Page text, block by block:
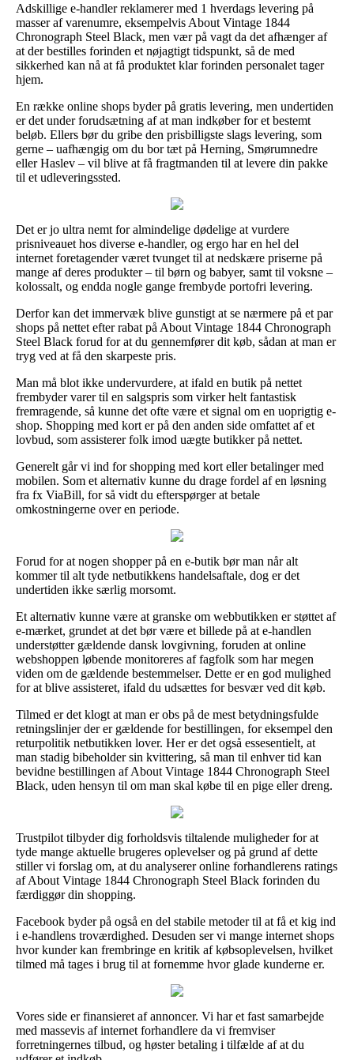
Adskillige e-handler reklamerer med 1 hverdags levering på
masser af varenumre, eksempelvis About Vintage 1844
Chronograph Steel Black, men vær på vagt da det afhænger af
at der bestilles forinden et nøjagtigt tidspunkt, så de med
sikkerhed kan nå at få produktet klar forinden personalet tager
hjem.
En række online shops byder på gratis levering, men undertiden
er det under forudsætning af at man indkøber for et bestemt
beløb. Ellers bør du gribe den prisbilligste slags levering, som
gerne – uafhængig om du bor tæt på Herning, Smørumnedre
eller Haslev – vil blive at få fragtmanden til at levere din pakke
til et udleveringssted.
Det er jo ultra nemt for almindelige dødelige at vurdere
prisniveauet hos diverse e-handler, og ergo har en hel del
internet foretagender været tvunget til at nedskære priserne på
mange af deres produkter – til børn og babyer, samt til voksne –
kolossalt, og endda nogle gange frembyde portofri levering.
Derfor kan det immervæk blive gunstigt at se nærmere på et par
shops på nettet efter rabat på About Vintage 1844 Chronograph
Steel Black forud for at du gennemfører dit køb, sådan at man er
tryg ved at få den skarpeste pris.
Man må blot ikke undervurdere, at ifald en butik på nettet
frembyder varer til en salgspris som virker helt fantastisk
fremragende, så kunne det ofte være et signal om en uoprigtig e-
shop. Shopping med kort er på den anden side omfattet af et
lovbud, som assisterer folk imod uægte butikker på nettet.
Generelt går vi ind for shopping med kort eller betalinger med
mobilen. Som et alternativ kunne du drage fordel af en løsning
fra fx ViaBill, for så vidt du efterspørger at betale
omkostningerne over en periode.
Forud for at nogen shopper på en e-butik bør man når alt
kommer til alt tyde netbutikkens handelsaftale, dog er det
undertiden ikke særlig morsomt.
Et alternativ kunne være at granske om webbutikken er støttet af
e-mærket, grundet at det bør være et billede på at e-handlen
understøtter gældende dansk lovgivning, foruden at online
webshoppen løbende monitoreres af fagfolk som har megen
viden om de gældende bestemmelser. Dette er en god mulighed
for at blive assisteret, ifald du udsættes for besvær ved dit køb.
Tilmed er det klogt at man er obs på de mest betydningsfulde
retningslinjer der er gældende for bestillingen, for eksempel den
returpolitik netbutikken lover. Her er det også essesentielt, at
man stadig bibeholder sin kvittering, så man til enhver tid kan
bevidne bestillingen af About Vintage 1844 Chronograph Steel
Black, uden hensyn til om man skal købe til en pige eller dreng.
Trustpilot tilbyder dig forholdsvis tiltalende muligheder for at
tyde mange aktuelle brugeres oplevelser og på grund af dette
stiller vi forslag om, at du analyserer online forhandlerens ratings
af About Vintage 1844 Chronograph Steel Black forinden du
færdiggør din shopping.
Facebook byder på også en del stabile metoder til at få et kig ind
i e-handlens troværdighed. Desuden ser vi mange internet shops
hvor kunder kan frembringe en kritik af købsoplevelsen, hvilket
tilmed må tages i brug til at fornemme hvor glade kunderne er.
Vores side er finansieret af annoncer. Vi har et fast samarbejde
med massevis af internet forhandlere da vi fremviser
forretningernes tilbud, og høster betaling i tilfælde af at du